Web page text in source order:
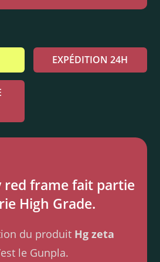
EXPÉDITION 24H
red frame fait partie
High Grade.
du produit Hg zeta
le Gunpla.